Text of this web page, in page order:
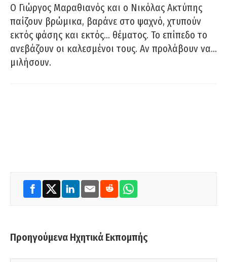
Ο Γιώργος Μαραθιανός και ο Νικόλας Ακτύπης
παίζουν βρώμικα, βαράνε στο ψαχνό, χτυπούν
εκτός φάσης και εκτός… θέματος. Το επίπεδο το
ανεβάζουν οι καλεσμένοι τους. Αν προλάβουν να…
μιλήσουν.
Προηγούμενα Ηχητικά Εκπομπής